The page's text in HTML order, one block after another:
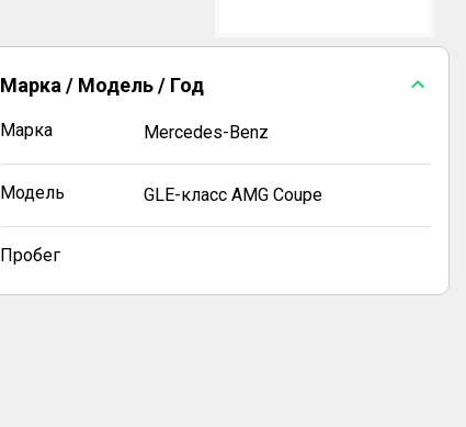
Марка / Модель / Год
Марка Mercedes-Benz
Модель GLE-класс AMG Coupe
Пробег